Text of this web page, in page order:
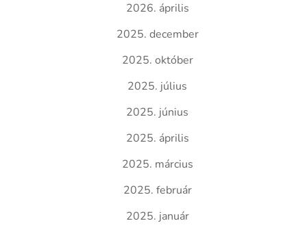
2026. április
2025. december
2025. október
2025. július
2025. június
2025. április
2025. március
2025. február
2025. január